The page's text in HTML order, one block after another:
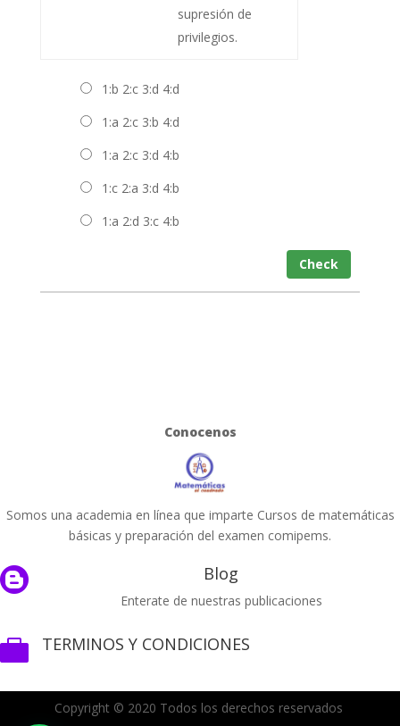
supresión de
privilegios.
1:b 2:c 3:d 4:d
1:a 2:c 3:b 4:d
1:a 2:c 3:d 4:b
1:c 2:a 3:d 4:b
1:a 2:d 3:c 4:b
Conocenos
Somos una academia en línea que imparte Cursos de matemáticas
básicas y preparación del examen comipems.
 Blog
Enterate de nuestras publicaciones
 TERMINOS Y CONDICIONES
Copyright © 2020 Todos los derechos reservados